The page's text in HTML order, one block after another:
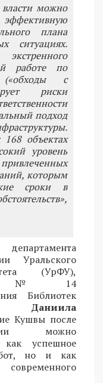
можно
плана
ситуациях.
работе по
с
риски
подход
объектах
уровень
которым
сроки в
Уральского
(УрФУ),
№ 14
Библиотек
Даниила
Кушвы после
можно
как успешное
но и как